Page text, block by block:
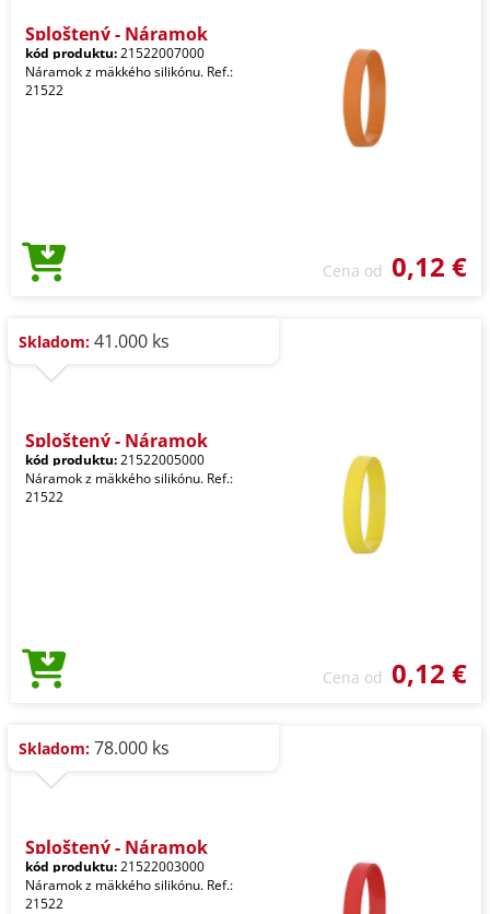
Sploštený - Náramok
kód produktu:21522007000
Náramok z mäkkého silikónu. Ref.:
21522
Cena od 0,12 €
Skladom: 41.000 ks
Sploštený - Náramok
kód produktu:21522005000
Náramok z mäkkého silikónu. Ref.:
21522
Cena od 0,12 €
Skladom: 78.000 ks
Sploštený - Náramok
kód produktu:21522003000
Náramok z mäkkého silikónu. Ref.:
21522